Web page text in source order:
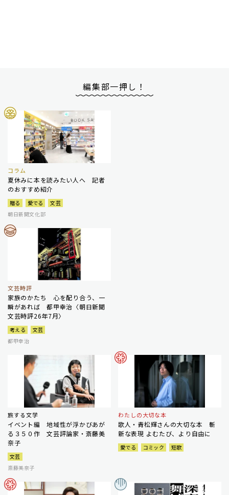
編集部一押し！
コラム
夏休みに本を読みたい人へ 記者
のおすすめ紹介
贈る 愛でる
文芸
朝日新聞文化部
文芸時評
家族のかたち 心を配り合う、一
瞬があれば 都甲幸治〈朝日新聞
文芸時評26年7月〉
考える
文芸
都甲幸治
旅する文学
イベント編 地域性が浮かびあが
る３５０作 文芸評論家・斎藤美
奈子
文芸
斎藤美奈子
わたしの大切な本
歌人・青松輝さんの大切な本 斬
新な表現 よむたび、より自由に
愛でる コミック 短歌